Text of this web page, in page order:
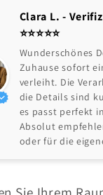
Clara L. -
⭐️⭐️⭐️⭐️⭐
Wunderschönes
Zuhause sofort
verleiht. Die
die Details sind
es passt perfekt
Absolut
oder für die